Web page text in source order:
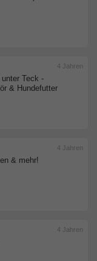
Teck -
& Hundefutter
4 Jahren
& mehr!
4 Jahren
4 Jahren